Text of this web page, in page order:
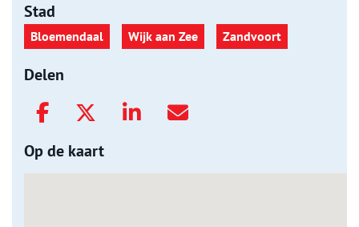
Stad
Bloemendaal Wijk aan Zee Zandvoort
Delen
Op de kaart